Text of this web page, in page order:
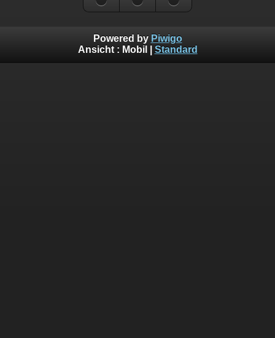
Powered by Piwigo
Ansicht : Mobil Standard